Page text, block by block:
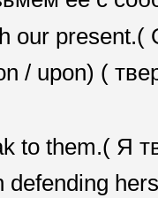
our
/ upon) (
to them.( Я
defending